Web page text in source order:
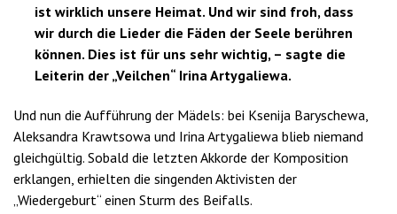
ist wirklich unsere Heimat. Und wir sind froh, dass
wir durch die Lieder die Fäden der Seele berühren
können. Dies ist für uns sehr wichtig, – sagte die
Leiterin der „Veilchen“ Irina Artygaliewa.
Und nun die Aufführung der Mädels: bei Ksenija Baryschewa,
Aleksandra Krawtsowa und Irina Artygaliewa blieb niemand
gleichgültig. Sobald die letzten Akkorde der Komposition
erklangen, erhielten die singenden Aktivisten der
„Wiedergeburt“ einen Sturm des Beifalls.